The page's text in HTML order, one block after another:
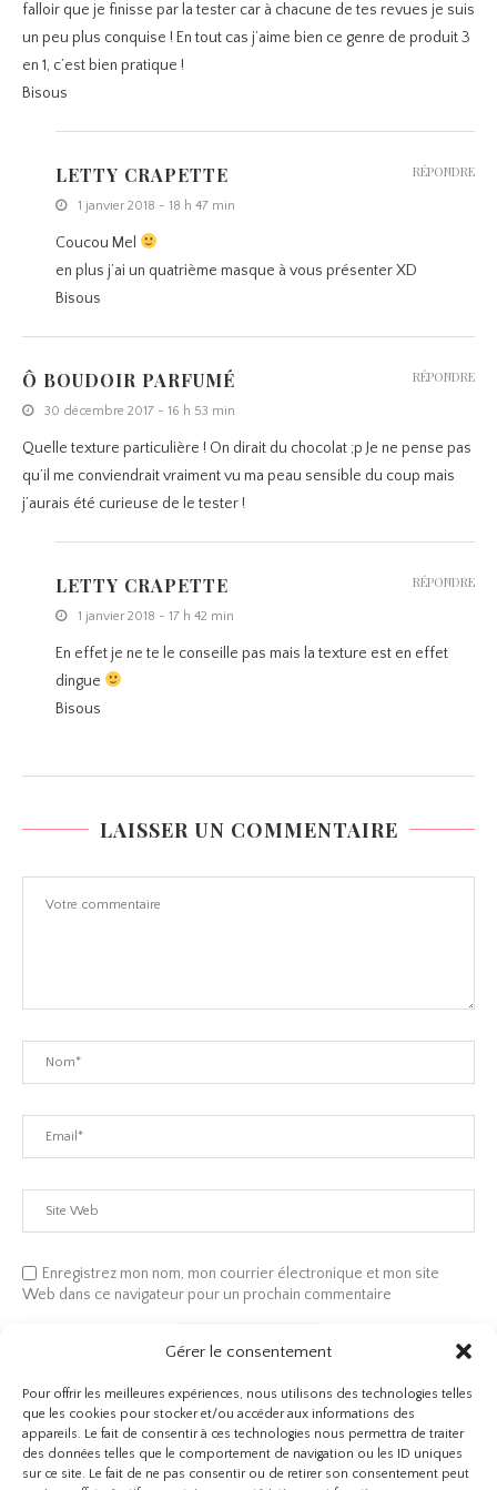
Gérer le consentement
Pour offrir les meilleures expériences, nous utilisons des technologies telles
que les cookies pour stocker et/ou accéder aux informations des
appareils. Le fait de consentir à ces technologies nous permettra de traiter
des données telles que le comportement de navigation ou les ID uniques
sur ce site. Le fait de ne pas consentir ou de retirer son consentement peut
falloir que je finisse par la tester car à chacune de tes revues je suis
un peu plus conquise ! En tout cas j’aime bien ce genre de produit 3
en 1, c’est bien pratique !
Bisous
LETTY CRAPETTE
1 janvier 2018 - 18 h 47 min
Coucou Mel
en plus j’ai un quatrième masque à vous présenter XD
Bisous
RÉPONDRE
Ô BOUDOIR PARFUMÉ
30 décembre 2017 - 16 h 53 min
Quelle texture particulière ! On dirait du chocolat ;p Je ne pense pas
qu’il me conviendrait vraiment vu ma peau sensible du coup mais
j’aurais été curieuse de le tester !
RÉPONDRE
LETTY CRAPETTE
1 janvier 2018 - 17 h 42 min
En effet je ne te le conseille pas mais la texture est en effet
dingue
Bisous
RÉPONDRE
LAISSER UN COMMENTAIRE
Enregistrez mon nom, mon courrier électronique et mon site
Web dans ce navigateur pour un prochain commentaire